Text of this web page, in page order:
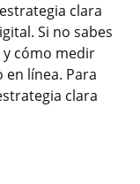
clara
Si no sabes
y cómo medir
línea. Para
clara